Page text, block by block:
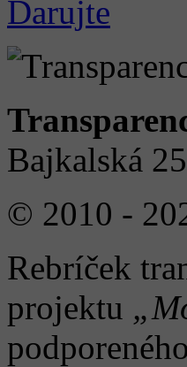
Darujte
Bajkalská
© 2010 -
Rebríček
projektu